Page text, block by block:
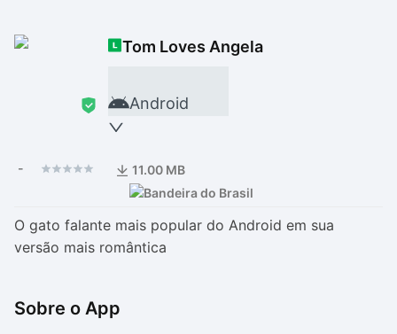
Tom Loves Angela
Android
- 11.00 MB
O gato falante mais popular do Android em sua
versão mais romântica
Sobre o App